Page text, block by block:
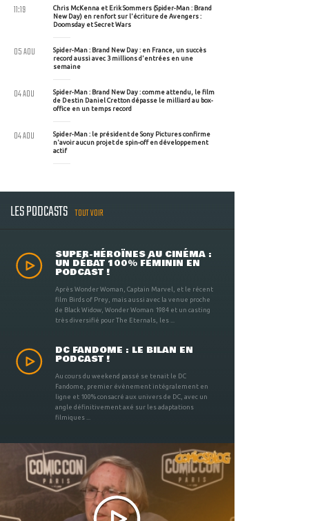
Chris McKenna et Erik Sommers (Spider-Man : Brand
New Day) en renfort sur l'écriture de Avengers :
Doomsday et Secret Wars
11:19
Spider-Man : Brand New Day : en France, un succès
record aussi avec 3 millions d'entrées en une
semaine
05 AOU
Spider-Man : Brand New Day : comme attendu, le film
de Destin Daniel Cretton dépasse le milliard au box-
office en un temps record
04 AOU
Spider-Man : le président de Sony Pictures confirme
n'avoir aucun projet de spin-off en développement
actif
04 AOU
LES PODCASTS TOUT VOIR
SUPER-HÉROÏNES AU CINÉMA :
UN DÉBAT 100% FÉMININ EN
PODCAST !
Après Wonder Woman, Captain Marvel, et le récent
film Birds of Prey, mais aussi avec la venue proche
de Black Widow, Wonder Woman 1984 et un casting
très diversifié pour The Eternals, les ...
DC FANDOME : LE BILAN EN
PODCAST !
Au cours du weekend passé se tenait le DC
Fandome, premier évènement intégralement en
ligne et 100% consacré aux univers de DC, avec un
angle définitivement axé sur les adaptations
filmiques ...